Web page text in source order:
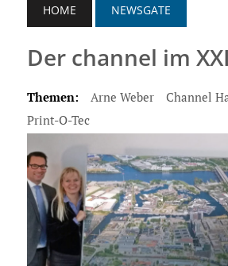
HOME NEWSGATE
Der channel im
Themen: Arne Weber
Channel
Print-O-Tec